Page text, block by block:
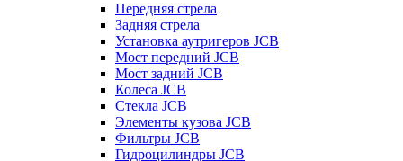
Передняя стрела
Задняя стрела
Установка аутригеров JCB
Мост передний JCB
Мост задний JCB
Колеса JCB
Стекла JCB
Элементы кузова JCB
Фильтры JCB
Гидроцилиндры JCB